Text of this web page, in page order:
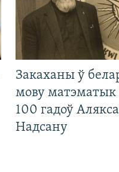
Закаханы ў
мову матэматык
100 гадоў
Надсану